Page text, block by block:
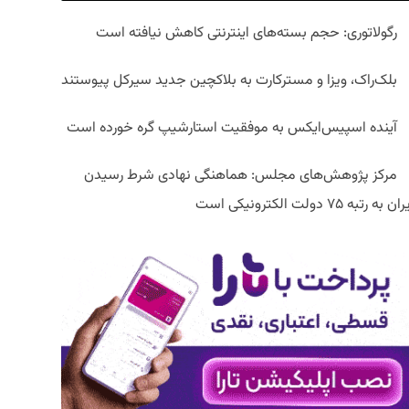
رگولاتوری: حجم بسته‌های اینترنتی کاهش نیافته است
بلک‌راک، ویزا و مسترکارت به بلاکچین جدید سیرکل پیوستند
آینده اسپیس‌ایکس به موفقیت استارشیپ گره خورده است
مرکز پژوهش‌های مجلس: هماهنگی نهادی شرط رسیدن
به رتبه ۷۵ دولت الکترونیکی است